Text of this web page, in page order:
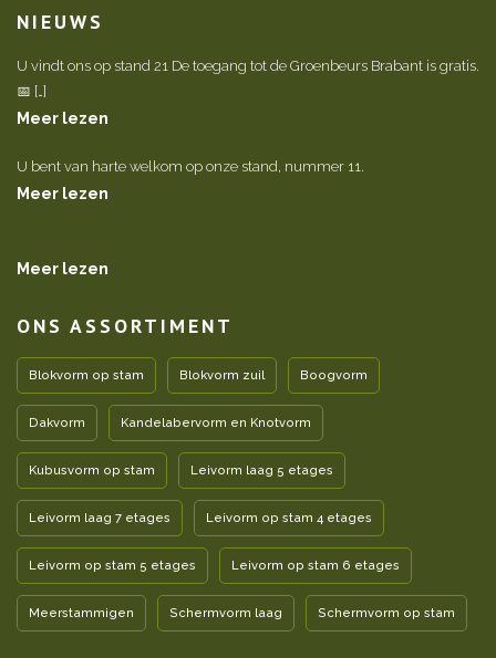
NIEUWS
U vindt ons op stand 21 De toegang tot de Groenbeurs Brabant is gratis.
📅 […]
Meer lezen
U bent van harte welkom op onze stand, nummer 11.
Meer lezen
Meer lezen
ONS ASSORTIMENT
Blokvorm op stam Blokvorm zuil Boogvorm
Dakvorm Kandelabervorm en Knotvorm
Kubusvorm op stam Leivorm laag 5 etages
Leivorm laag 7 etages Leivorm op stam 4 etages
Leivorm op stam 5 etages Leivorm op stam 6 etages
Meerstammigen Schermvorm laag Schermvorm op stam